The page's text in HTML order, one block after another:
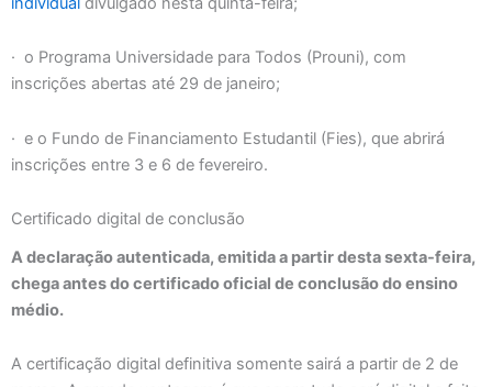
· o Programa Universidade para Todos (Prouni), com
inscrições abertas até 29 de janeiro;
· e o Fundo de Financiamento Estudantil (Fies), que abrirá
inscrições entre 3 e 6 de fevereiro.
Certificado digital de conclusão
A declaração autenticada, emitida a partir desta sexta-feira,
chega antes do certificado oficial de conclusão do ensino
médio.
A certificação digital definitiva somente sairá a partir de 2 de